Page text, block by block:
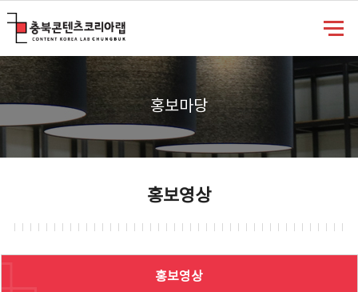
홍보마당
홍보영상
홍보영상